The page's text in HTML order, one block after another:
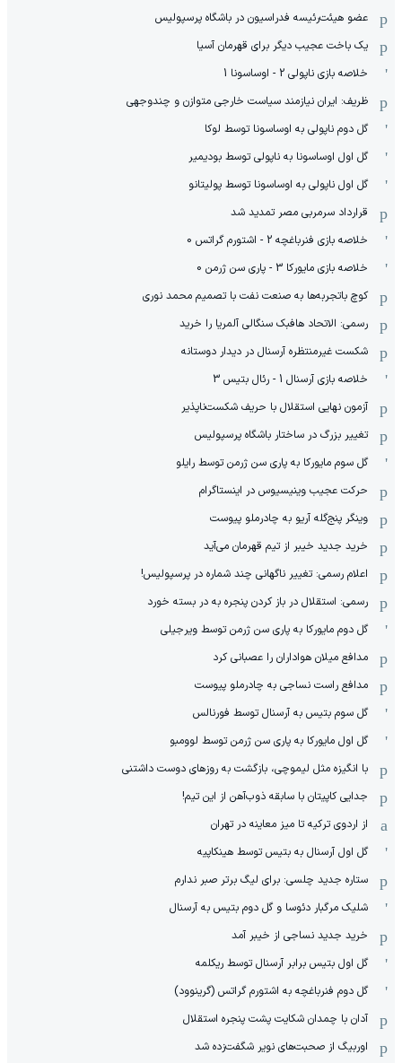
عضو هیئت‌رئیسه فدراسیون در باشگاه پرسپولیس
یک باخت عجیب دیگر برای قهرمان آسیا
خلاصه بازی ناپولی 2 - اوساسونا 1
ظریف: ایران نیازمند سیاست خارجی متوازن و چندوجهی
گل دوم ناپولی به اوساسونا توسط لوکا
گل اول اوساسونا به ناپولی توسط بودیمیر
گل اول ناپولی به اوساسونا توسط پولیتانو
قرارداد سرمربی مصر تمدید شد
خلاصه بازی فنرباغچه 2 - اشتورم گراتس 0
خلاصه بازی مایورکا 3 - پاری سن ژرمن 0
کوچ باتجربه‌ها به صنعت نفت با تصمیم محمد نوری
رسمی: الاتحاد هافبک سنگالی آلمریا را خرید
شکست غیرمنتظره آرسنال در دیدار دوستانه
خلاصه بازی آرسنال 1 - رئال بتیس 3
آزمون نهایی استقلال با حریف شکست‌ناپذیر
تغییر بزرگ در ساختار باشگاه پرسپولیس
گل سوم مایورکا به پاری سن ژرمن توسط رایلو
حرکت عجیب وینیسیوس در اینستاگرام
وینگر پنج‌گله آریو به چادرملو پیوست
خرید جدید خیبر از تیم قهرمان می‌آید
اعلام رسمی: تغییر ناگهانی چند شماره در پرسپولیس!
رسمی: استقلال در باز کردن پنجره به در بسته خورد
گل دوم مایورکا به پاری سن ژرمن توسط ویرجیلی
مدافع میلان هواداران را عصبانی کرد
مدافع راست نساجی به چادرملو پیوست
گل سوم بتیس به آرسنال توسط فورنالس
گل اول مایورکا به پاری سن ژرمن توسط لوومبو
با انگیزه مثل لیموچی، بازگشت به روزهای دوست داشتنی
جدایی کاپیتان با سابقه ذوب‌آهن از این تیم!
از اردوی ترکیه تا میز معاینه در تهران
گل اول آرسنال به بتیس توسط هینکاپیه
ستاره جدید چلسی: برای لیگ برتر صبر ندارم
شلیک مرگبار دئوسا و گل دوم بتیس به آرسنال
خرید جدید نساجی از خیبر آمد
گل اول بتیس برابر آرسنال توسط ریکلمه
گل دوم فنرباغچه به اشتورم گراتس (گرینوود)
آدان با چمدان شکایت پشت پنجره استقلال
اوربیگ از صحبت‌های نویر شگفت‌زده شد